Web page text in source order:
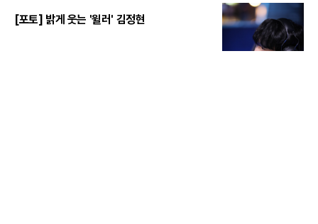
[포토] 밝게 웃는 '윌러' 김정현